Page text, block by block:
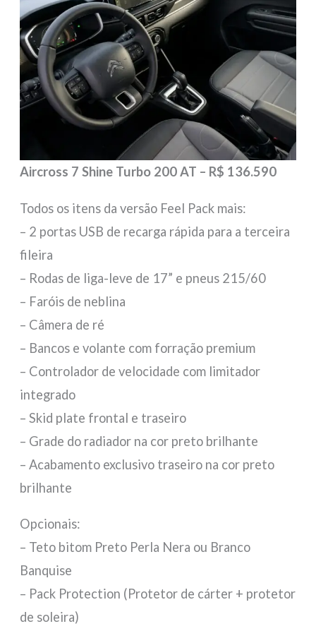
Aircross 7 Shine Turbo 200 AT – R$ 136.590
Todos os itens da versão Feel Pack mais:
– 2 portas USB de recarga rápida para a terceira
fileira
– Rodas de liga-leve de 17” e pneus 215/60
– Faróis de neblina
– Câmera de ré
– Bancos e volante com forração premium
– Controlador de velocidade com limitador
integrado
– Skid plate frontal e traseiro
– Grade do radiador na cor preto brilhante
– Acabamento exclusivo traseiro na cor preto
brilhante
Opcionais:
– Teto bitom Preto Perla Nera ou Branco
Banquise
– Pack Protection (Protetor de cárter + protetor
de soleira)